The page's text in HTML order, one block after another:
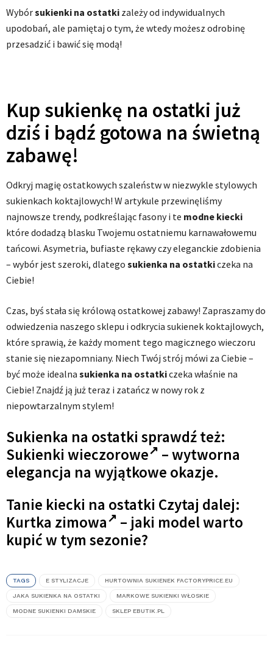
Wybórsukienki na ostatki zależy od indywidualnych
upodobań, ale pamiętaj o tym, że wtedy możesz odrobinę
przesadzić i bawić się modą!
Kup sukienkę na ostatki już
dziś i bądź gotowa na świetną
zabawę!
Odkryj magię ostatkowych szaleństw w niezwykle stylowych
sukienkach koktajlowych! W artykule przewinęliśmy
najnowsze trendy, podkreślając fasony i te modne kiecki
które dodadzą blasku Twojemu ostatniemu karnawałowemu
tańcowi. Asymetria, bufiaste rękawy czy eleganckie zdobienia
– wybór jest szeroki, dlatego sukienka na ostatkiczeka na
Ciebie!
Czas, byś stała się królową ostatkowej zabawy! Zapraszamy do
odwiedzenia naszego sklepu i odkrycia sukienek koktajlowych,
które sprawią, że każdy moment tego magicznego wieczoru
stanie się niezapomniany. Niech Twój strój mówi za Ciebie –
być może idealna sukienka na ostatkiczeka właśnie na
Ciebie! Znajdź ją już teraz i zatańcz w nowy rok z
niepowtarzalnym stylem!
Sukienka na ostatki sprawdź też:
Sukienki wieczorowe
– wytworna
elegancja na wyjątkowe okazje.
Tanie kiecki na ostatki Czytaj dalej:
Kurtka zimowa
– jaki model warto
kupić w tym sezonie?
TAGS E STYLIZACJE HURTOWNIA SUKIENEK FACTORYPRICE.EU
JAKA SUKIENKA NA OSTATKI MARKOWE SUKIENKI WŁOSKIE
MODNE SUKIENKI DAMSKIE SKLEP EBUTIK.PL